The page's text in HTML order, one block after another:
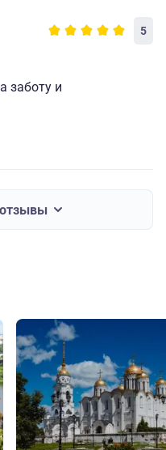
5
заботу и